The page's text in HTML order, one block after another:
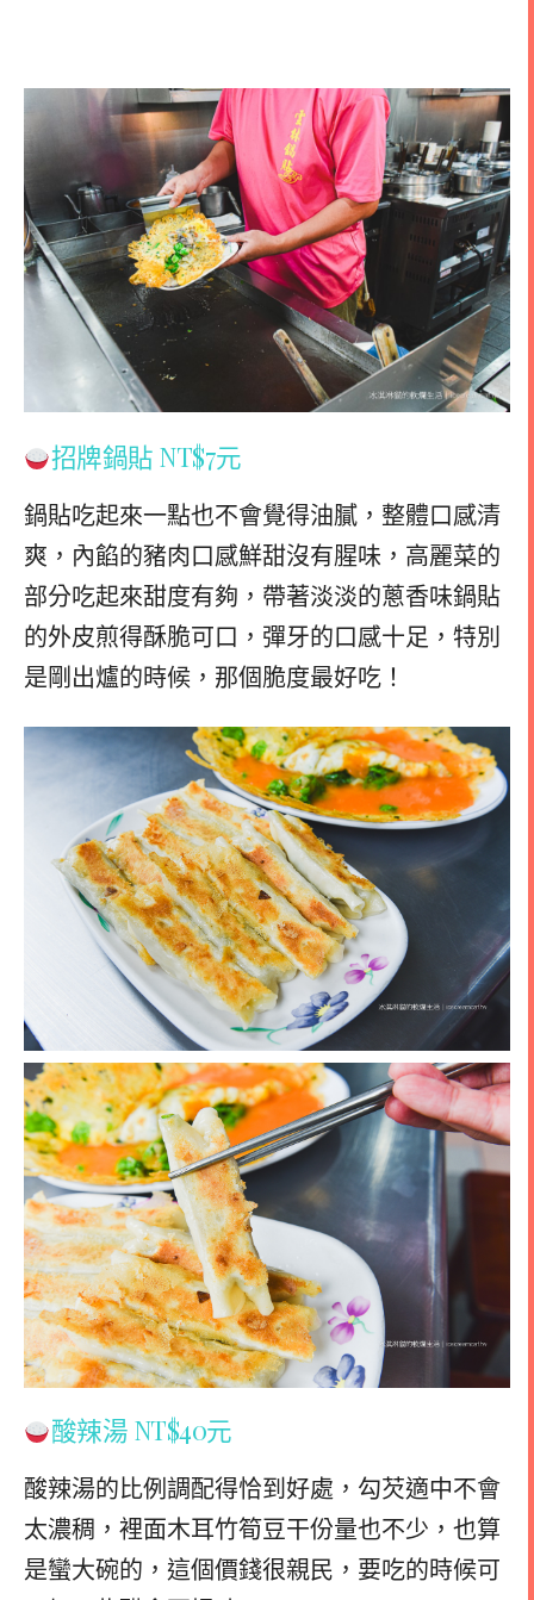
招牌鍋貼 NT$7元
鍋貼吃起來一點也不會覺得油膩，整體口感清
爽，內餡的豬肉口感鮮甜沒有腥味，高麗菜的
部分吃起來甜度有夠，帶著淡淡的蔥香味鍋貼
的外皮煎得酥脆可口，彈牙的口感十足，特別
是剛出爐的時候，那個脆度最好吃！
酸辣湯 NT$40元
酸辣湯的比例調配得恰到好處，勾芡適中不會
太濃稠，裡面木耳竹筍豆干份量也不少，也算
是蠻大碗的，這個價錢很親民，要吃的時候可